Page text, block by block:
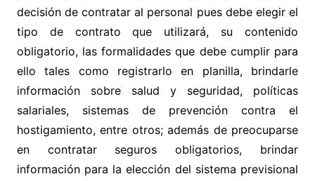
decisión de contratar al personal pues debe elegir el
tipo de contrato que utilizará, su contenido
obligatorio, las formalidades que debe cumplir para
ello tales como registrarlo en planilla, brindarle
información sobre salud y seguridad, políticas
salariales, sistemas de prevención contra el
hostigamiento, entre otros; además de preocuparse
en contratar seguros obligatorios, brindar
información para la elección del sistema previsional